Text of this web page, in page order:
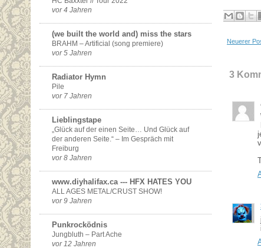
vor 4 Jahren
(we built the world and) miss the stars
BRAHM – Artificial (song premiere)
vor 5 Jahren
Radiator Hymn
Pile
vor 7 Jahren
Lieblingstape
„Glück auf der einen Seite… Und Glück auf
der anderen Seite.“ – Im Gespräch mit
Freiburg
vor 8 Jahren
www.diyhalifax.ca --- HFX HATES YOU
ALL AGES METAL/CRUST SHOW!
vor 9 Jahren
Punkrocködnis
Jungbluth – Part Ache
vor 12 Jahren
Neuerer
3